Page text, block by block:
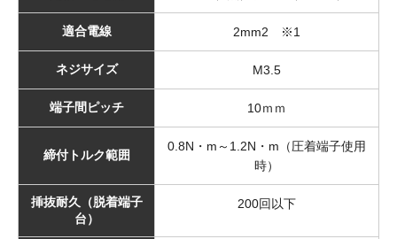
適合電線 2mm2 ※1
ネジサイズ M3.5
端子間ピッチ 10ｍｍ
締付トルク範囲
0.8N・m～1.2N・m（圧着端子使用
時）
挿抜耐久（脱着端子
台）
200回以下